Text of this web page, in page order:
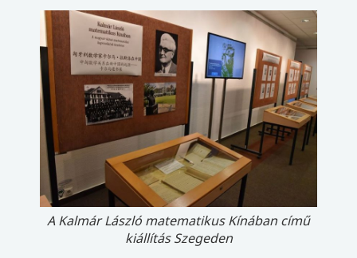
A Kalmár László matematikus Kínában című
kiállítás Szegeden